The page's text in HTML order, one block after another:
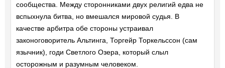
сообщества. Между сторонниками двух религий едва не
вспыхнула битва, но вмешался мировой судья. В
качестве арбитра обе стороны устраивал
законоговоритель Альтинга, Торгейр Торкельссон (сам
язычник), годи Светлого Озера, который слыл
осторожным и разумным человеком.